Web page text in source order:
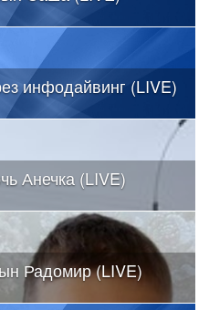
инфодайвинг (LIVE)
Анечка (LIVE)
Радомир (LIVE)